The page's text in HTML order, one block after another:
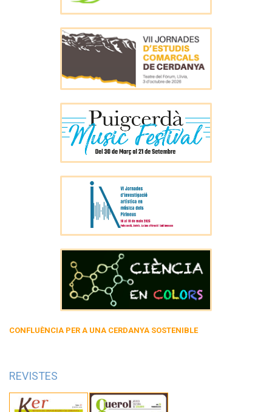
CONFLUÈNCIA PER A UNA CERDANYA SOSTENIBLE
REVISTES